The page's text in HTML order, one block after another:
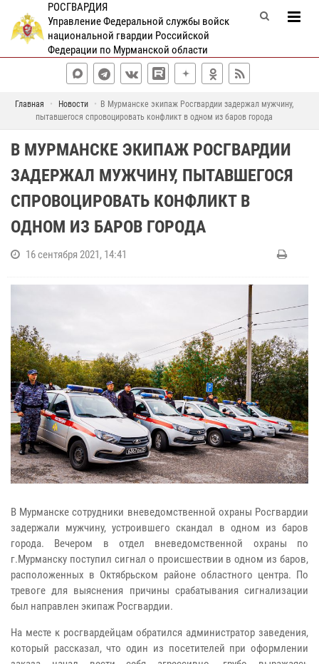
РОСГВАРДИЯ
Управление Федеральной службы войск
национальной гвардии Российской
Федерации по Мурманской области
Главная Новости
В Мурманске экипаж Росгвардии задержал мужчину,
пытавшегося спровоцировать конфликт в одном из баров города
В МУРМАНСКЕ ЭКИПАЖ РОСГВАРДИИ
ЗАДЕРЖАЛ МУЖЧИНУ, ПЫТАВШЕГОСЯ
СПРОВОЦИРОВАТЬ КОНФЛИКТ В
ОДНОМ ИЗ БАРОВ ГОРОДА
16 сентября 2021, 14:41
В Мурманске сотрудники вневедомственной охраны Росгвардии
задержали мужчину, устроившего скандал в одном из баров
города. Вечером в отдел вневедомственной охраны по
г.Мурманску поступил сигнал о происшествии в одном из баров,
расположенных в Октябрьском районе областного центра. По
тревоге для выяснения причины срабатывания сигнализации
был направлен экипаж Росгвардии.
На месте к росгвардейцам обратился администратор заведения,
который рассказал, что один из посетителей при оформлении